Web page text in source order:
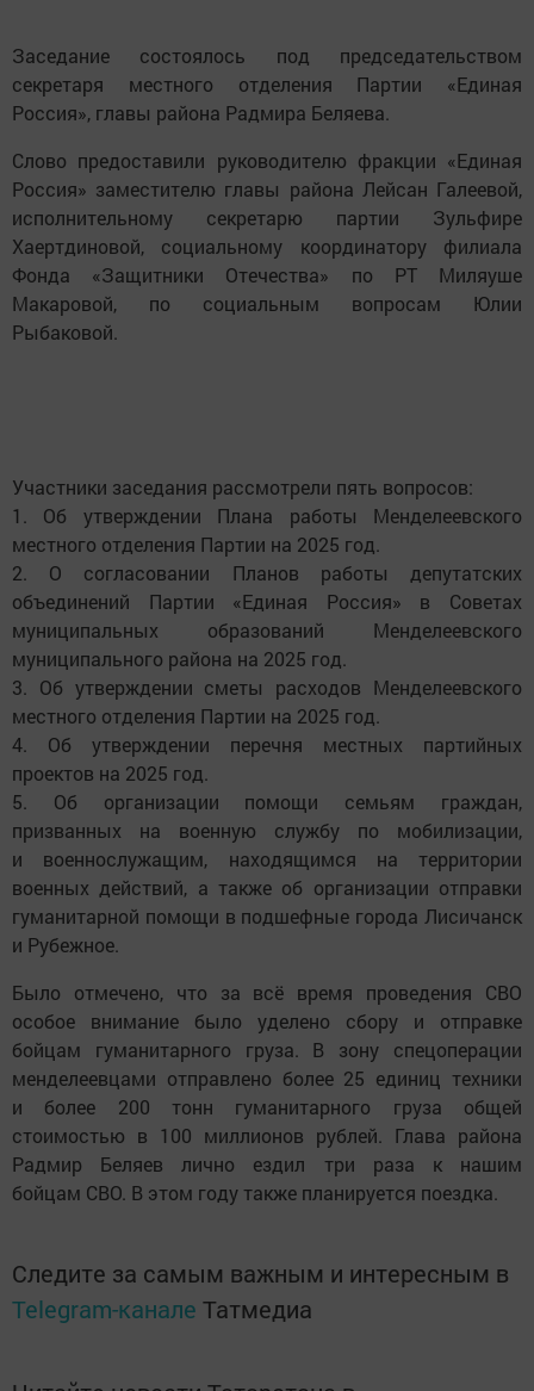
Заседание состоялось под председательством
секретаря местного отделения Партии «Единая
Россия», главы района Радмира Беляева.
Слово предоставили руководителю фракции «Единая
Россия» заместителю главы района Лейсан Галеевой,
исполнительному секретарю партии Зульфире
Хаертдиновой, социальному координатору филиала
Фонда «Защитники Отечества» по РТ Миляуше
Макаровой, по социальным вопросам Юлии
Рыбаковой.
Участники заседания рассмотрели пять вопросов:
1. Об утверждении Плана работы Менделеевского
местного отделения Партии на 2025 год.
2. О согласовании Планов работы депутатских
объединений Партии «Единая Россия» в Советах
муниципальных образований Менделеевского
муниципального района на 2025 год.
3. Об утверждении сметы расходов Менделеевского
местного отделения Партии на 2025 год.
4. Об утверждении перечня местных партийных
проектов на 2025 год.
5. Об организации помощи семьям граждан,
призванных на военную службу по мобилизации,
и военнослужащим, находящимся на территории
военных действий, а также об организации отправки
гуманитарной помощи в подшефные города Лисичанск
и Рубежное.
Было отмечено, что за всё время проведения СВО
особое внимание было уделено сбору и отправке
бойцам гуманитарного груза. В зону спецоперации
менделеевцами отправлено более 25 единиц техники
и более 200 тонн гуманитарного груза общей
стоимостью в 100 миллионов рублей. Глава района
Радмир Беляев лично ездил три раза к нашим
бойцам СВО. В этом году также планируется поездка.
Следите за самым важным и интересным в
Telegram-канале Татмедиа